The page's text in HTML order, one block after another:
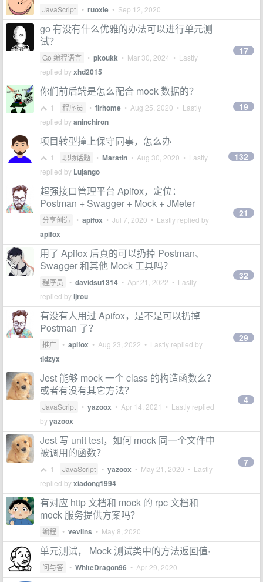
JavaScript • ruoxie • Sep 12, 2020
go 有没有什么优雅的办法可以进行单元测
试？
Go 编程语言 • pkoukk • Mar 30, 2024 • Lastly
replied byxhd2015
17
你们前后端是怎么配合 mock 数据的？
1 程序员 • firhome • Aug 25, 2020 • Lastly
replied byaninchiron
19
项目转型撞上保守同事，怎么办
1 职场话题 • Marstin • Aug 30, 2020 • Lastly
replied by Lujango
132
超强接口管理平台 Apifox，定位：
Postman + Swagger + Mock + JMeter
分享创造 • apifox • Jul 7, 2020 • Lastly replied by
apifox
21
用了 Apifox 后真的可以扔掉 Postman、
Swagger 和其他 Mock 工具吗？
程序员 • davidsu1314 • Apr 21, 2022 • Lastly
replied byijrou
32
有没有人用过 Apifox，是不是可以扔掉
Postman 了？
推广 • apifox • Aug 23, 2022 • Lastly replied by
tldzyx
29
Jest 能够 mock 一个 class 的构造函数么？
或者有没有其它方法？
JavaScript • yazoox • Apr 14, 2021 • Lastly replied
byyazoox
4
Jest 写 unit test，如何 mock 同一个文件中
被调用的函数？
1 JavaScript • yazoox • May 21, 2020 • Lastly
replied byxiadong1994
7
有对应 http 文档和 mock 的 rpc 文档和
mock 服务提供方案吗？
编程 • vevlins • May 8, 2020
单元测试， Mock 测试类中的方法返回值·
问与答 • WhiteDragon96 • Apr 29, 2020